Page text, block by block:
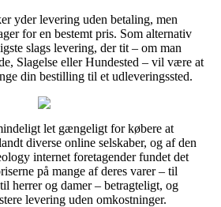
yder levering uden betaling, men
for en bestemt pris. Som alternativ
slags levering, der tit – om man
Slagelse eller Hundested – vil være at
din bestilling til et udleveringssted.
let gængeligt for købere at
diverse online selskaber, og af den
internet foretagender fundet det
på mange af deres varer – til
herrer og damer – betragteligt, og
levering uden omkostninger.